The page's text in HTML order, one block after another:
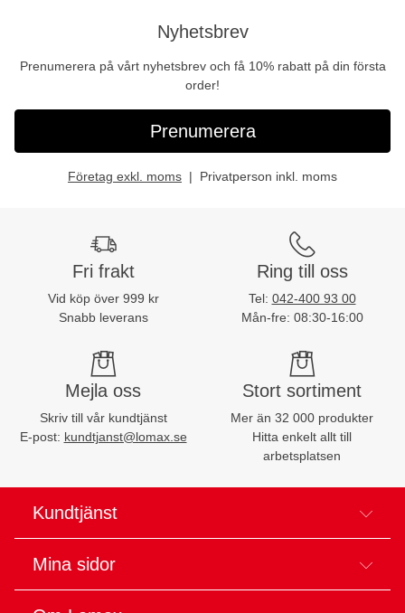
Nyhetsbrev
Prenumerera på vårt nyhetsbrev och få 10% rabatt på din första
order!
Prenumerera
Företag exkl. moms Privatperson inkl. moms
Fri frakt
Vid köp över 999 kr
Snabb leverans
Ring till oss
Tel: 042-400 93 00
Mån-fre: 08:30-16:00
Mejla oss
Skriv till vår kundtjänst
E-post: kundtjanst@lomax.se
Stort sortiment
Mer än 32 000 produkter
Hitta enkelt allt till
arbetsplatsen
Kundtjänst
Mina sidor